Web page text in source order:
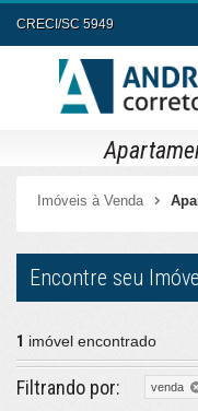
CRECI/SC 5949
Imóveis à Venda
Encontre seu
1 imóvel encontrado
Filtrando por: venda